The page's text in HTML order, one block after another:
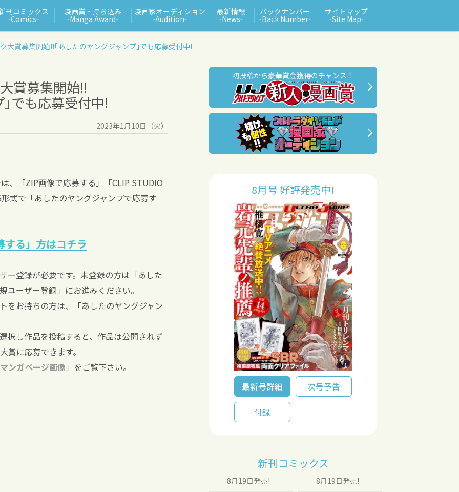
刊コミックス
‑Comics‑
漫画賞・持ち込み
‑Manga Award‑
漫画家オーディション
‑Audition‑
最新情報
‑News‑
バックナンバー
‑Back Number‑
サイトマップ
‑Site Map‑
大賞募集開始!!｢あしたのヤングジャンプ｣でも応募受付中!
賞募集開始!!
でも応募受付中!
2023年1月10日（火）
、「ZIP画像で応募する」「CLIP STUDIO
式で「あしたのヤングジャンプで応募す
する」方はコチラ
登録が必要です。未登録の方は「あした
ーザー登録」にお進みください。
をお持ちの方は、「あしたのヤングジャン
択し作品を投稿すると、作品は公開されず
賞に応募できます。
マンガページ画像 」をご覧下さい。
初投稿から豪華賞金獲得のチャンス！
8月号 好評発売中!
最新号詳細 次号予告
付録
新刊コミックス
8月19日発売! 8月19日発売!